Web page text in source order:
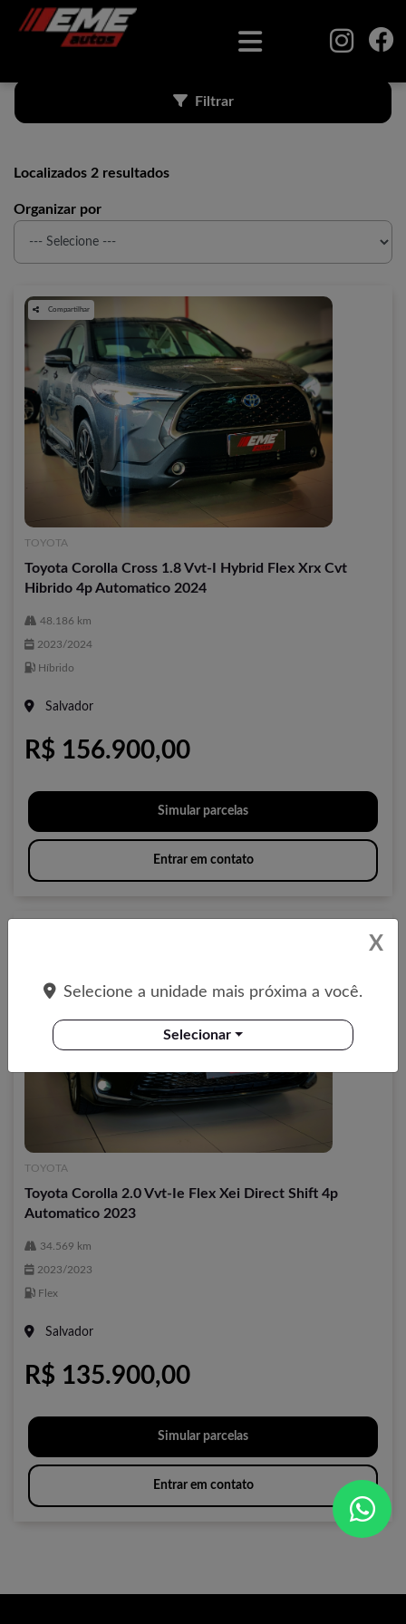
Localizados 2 resultados
Filtrar
Organizar por
Compartilhar
TOYOTA
Toyota Corolla Cross 1.8 Vvt-I Hybrid Flex Xrx Cvt
Hibrido 4p Automatico 2024
48.186 km
2023/2024
Híbrido
Salvador
R$ 156.900,00
Simular parcelas
Entrar em contato
TOYOTA
Toyota Corolla 2.0 Vvt-Ie Flex Xei Direct Shift 4p
Automatico 2023
34.569 km
2023/2023
Flex
Salvador
R$ 135.900,00
Simular parcelas
Entrar em contato
X
Selecione a unidade mais próxima a você.
Selecionar